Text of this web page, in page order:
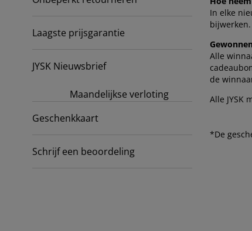
Laagste prijsgarantie
JYSK Nieuwsbrief
Maandelijkse verloting
Geschenkkaart
Schrijf een beoordeling
In elke
Alle
de
Alle JYSK
*De